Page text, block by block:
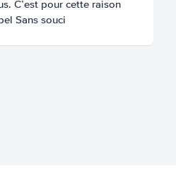
C’est pour cette raison
Sans souci